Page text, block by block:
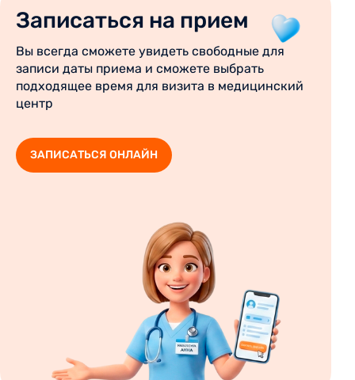
Записаться на прием
Вы всегда сможете увидеть свободные для
записи даты приема и сможете выбрать
подходящее время для визита в медицинский
центр
ЗАПИСАТЬСЯ ОНЛАЙН